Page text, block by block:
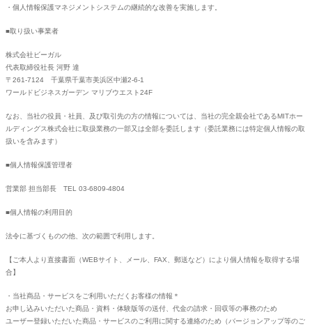
・個人情報保護マネジメントシステムの継続的な改善を実施します。
■取り扱い事業者
株式会社ビーガル
代表取締役社長 河野 達
〒261-7124 千葉県千葉市美浜区中瀬2-6-1
ワールドビジネスガーデン マリブウエスト24F
なお、当社の役員・社員、及び取引先の方の情報については、当社の完全親会社であるMITホー
ルディングス株式会社に取扱業務の一部又は全部を委託します（委託業務には特定個人情報の取
扱いを含みます）
■個人情報保護管理者
営業部 担当部長 TEL 03-6809-4804
■個人情報の利用目的
法令に基づくものの他、次の範囲で利用します。
【ご本人より直接書面（WEBサイト、メール、FAX、郵送など）により個人情報を取得する場
合】
・当社商品・サービスをご利用いただくお客様の情報＊
お申し込みいただいた商品・資料・体験版等の送付、代金の請求・回収等の事務のため
ユーザー登録いただいた商品・サービスのご利用に関する連絡のため（バージョンアップ等のご